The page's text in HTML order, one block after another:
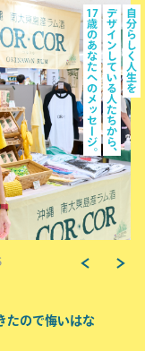
続ける。
たので悔いはな
が広がり、何度
しつづけていけ
けば
しい。
続ける。
たので悔いはな